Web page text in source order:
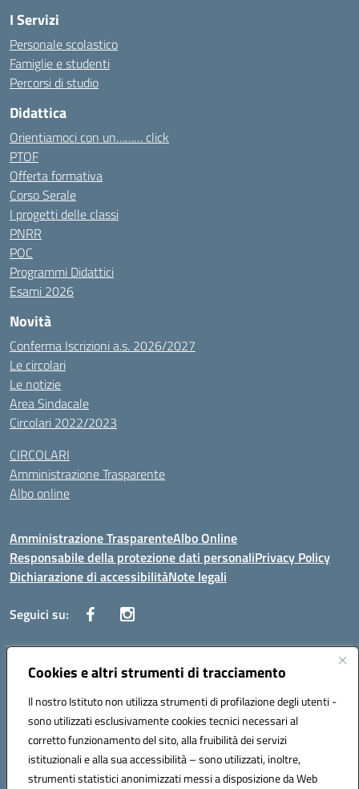
Cookies e altri strumenti di tracciamento
Il nostro Istituto non utilizza strumenti di profilazione degli utenti -
sono utilizzati esclusivamente cookies tecnici necessari al
corretto funzionamento del sito, alla fruibilità dei servizi
istituzionali e alla sua accessibilità – sono utilizzati, inoltre,
strumenti statistici anonimizzati messi a disposizione da Web
I Servizi
Personale scolastico
Famiglie e studenti
Percorsi di studio
Didattica
Orientiamoci con un……… click
PTOF
Offerta formativa
Corso Serale
I progetti delle classi
PNRR
POC
Programmi Didattici
Esami 2026
Novità
Conferma Iscrizioni a.s. 2026/2027
Le circolari
Le notizie
Area Sindacale
Circolari 2022/2023
CIRCOLARI
Amministrazione Trasparente
Albo online
Amministrazione TrasparenteAlbo Online
Responsabile della protezione dati personaliPrivacy Policy
Dichiarazione di accessibilitàNote legali
Seguici su:
Indirizzo:Corso Vittorio Emanuele, 27 90133 - Palermo
Posta elettronica certificata (PEC):pais03600r@pec.istruzione.it
Codice fiscale: 97308550827
Codice meccanografico: PAIS03600R